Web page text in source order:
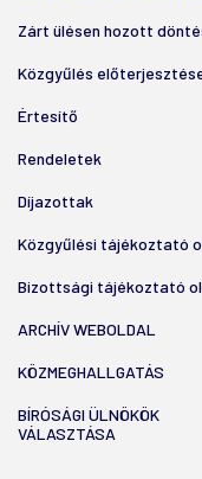
Zárt ülésen hozott
Közgyűlés
Értesítő
Rendeletek
Díjazottak
Közgyűlési tájékoztató
Bizottsági tájékoztató
ARCHÍV WEBOLDAL
KÖZMEGHALLGATÁS
BÍRÓSÁGI ÜLNÖKÖK
VÁLASZTÁSA